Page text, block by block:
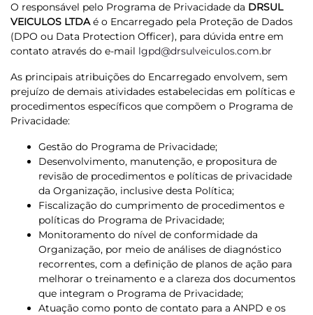
O responsável pelo Programa de Privacidade da DRSUL
VEICULOS LTDAé o Encarregado pela Proteção de Dados
(DPO ou Data Protection Officer), para dúvida entre em
contato através do e-mail lgpd@drsulveiculos.com.br
As principais atribuições do Encarregado envolvem, sem
prejuízo de demais atividades estabelecidas em políticas e
procedimentos específicos que compõem o Programa de
Privacidade:
Gestão do Programa de Privacidade;
Desenvolvimento, manutenção, e propositura de
revisão de procedimentos e políticas de privacidade
da Organização, inclusive desta Política;
Fiscalização do cumprimento de procedimentos e
políticas do Programa de Privacidade;
Monitoramento do nível de conformidade da
Organização, por meio de análises de diagnóstico
recorrentes, com a definição de planos de ação para
melhorar o treinamento e a clareza dos documentos
que integram o Programa de Privacidade;
Atuação como ponto de contato para a ANPD e os